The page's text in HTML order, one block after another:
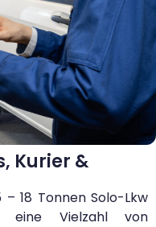
Kurier &
18 Tonnen Solo-Lkw
eine Vielzahl von